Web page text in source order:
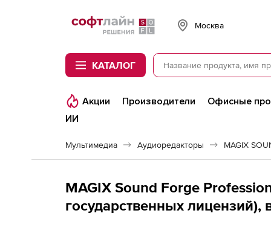
Softline
Москва
КАТАЛОГ
Акции Производители Офисные
ИИ
Мультимедиа Аудиоредакторы MAGIX
MAGIX Sound Forge
государственных лицензий),